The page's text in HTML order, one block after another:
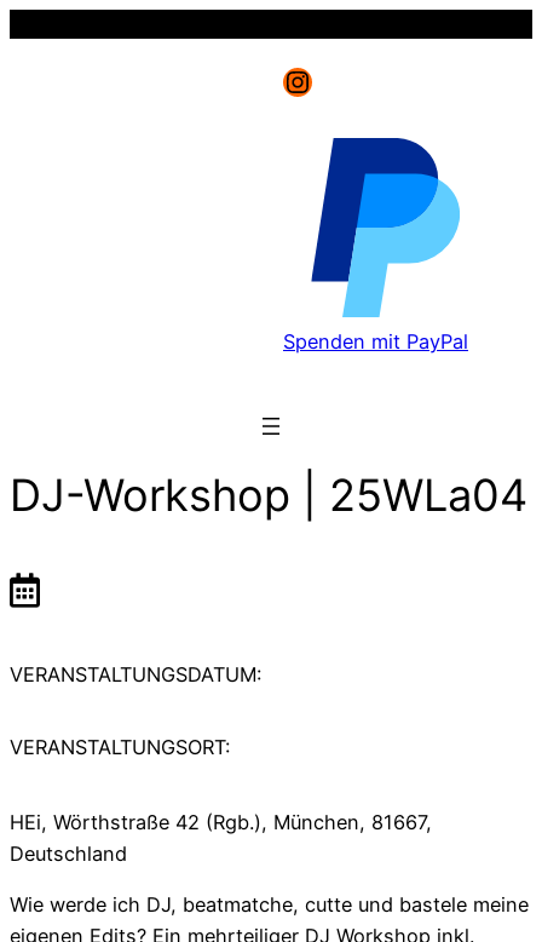
Instagram
Spenden mit PayPal
DJ-Workshop | 25WLa04
VERANSTALTUNGSDATUM:
VERANSTALTUNGSORT:
HEi, Wörthstraße 42 (Rgb.), München, 81667,
Deutschland
Wie werde ich DJ, beatmatche, cutte und bastele meine
eigenen Edits? Ein mehrteiliger DJ Workshop inkl.